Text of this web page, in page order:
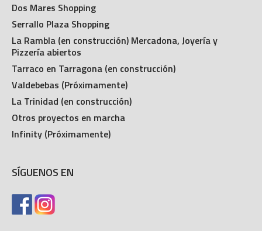
Dos Mares Shopping
Serrallo Plaza Shopping
La Rambla (en construcción) Mercadona, Joyería y
Pizzería abiertos
Tarraco en Tarragona (en construcción)
Valdebebas (Próximamente)
La Trinidad (en construcción)
Otros proyectos en marcha
Infinity (Próximamente)
SÍGUENOS EN